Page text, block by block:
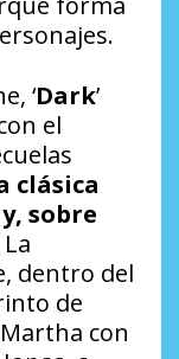
‘Dark’
el
clásica
sobre
La
dentro del
de
con